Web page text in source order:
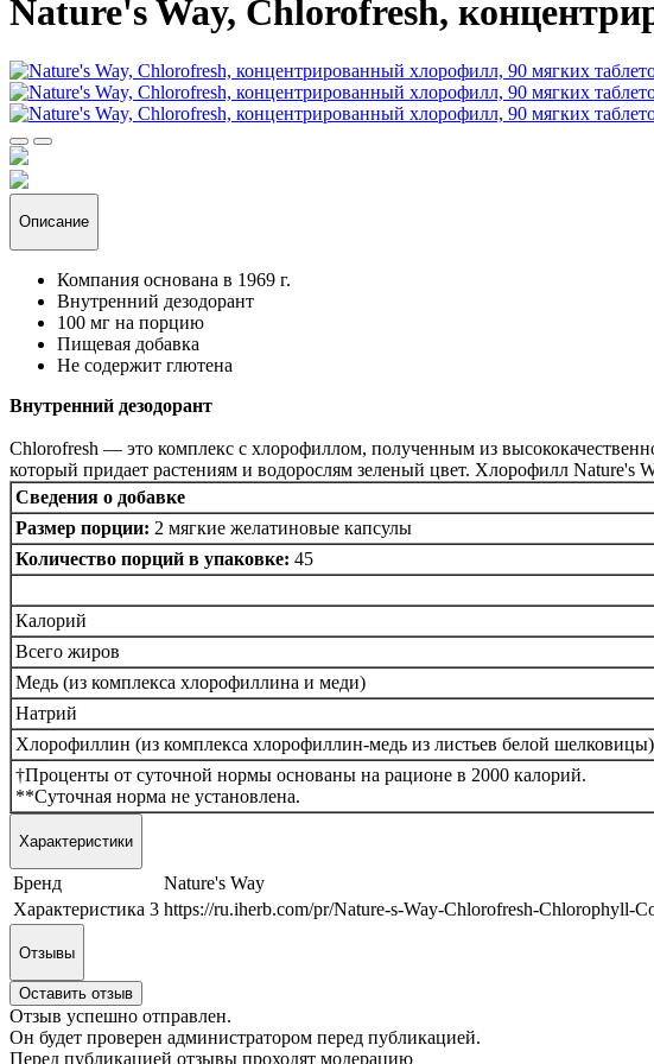
Nature's Way, Chlorofresh,
Описание
Компания основана в 1969 г.
Внутренний дезодорант
100 мг на порцию
Пищевая добавка
Не содержит глютена
Внутренний дезодорант
Chlorofresh — это комплекс с хлорофиллом, полученным из
который придает растениям и водорослям зеленый цвет. Хлорофилл Nature's
Сведения о добавке
Размер порции: 2 мягкие желатиновые капсулы
Количество порций в упаковке: 45
Калорий
Всего жиров
Медь (из комплекса хлорофиллина и меди)
Натрий
Хлорофиллин (из комплекса хлорофиллин-медь из листьев белой шелковицы)
†Проценты от суточной нормы основаны на рационе в 2000 калорий.
**Суточная норма не установлена.
Характеристики
Бренд
Nature's Way
Характеристика 3 https://ru.iherb.com/pr/Nature-s-Way-Chlorofresh-Chlorophyll-
Отзывы
Оставить отзыв
Отзыв успешно отправлен.
Он будет проверен администратором перед публикацией.
Перед публикацией отзывы проходят модерацию